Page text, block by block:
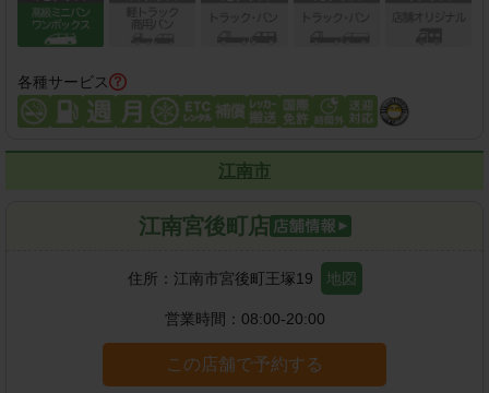
各種サービス
江南市
江南宮後町店
住所： 江南市宮後町王塚19 地図
営業時間： 08:00-20:00
この店舗で予約する